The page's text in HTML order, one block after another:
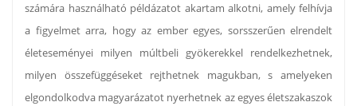
számára használható példázatot akartam alkotni, amely felhívja
a figyelmet arra, hogy az ember egyes, sorsszerűen elrendelt
életeseményei milyen múltbeli gyökerekkel rendelkezhetnek,
milyen összefüggéseket rejthetnek magukban, s amelyeken
elgondolkodva magyarázatot nyerhetnek az egyes életszakaszok